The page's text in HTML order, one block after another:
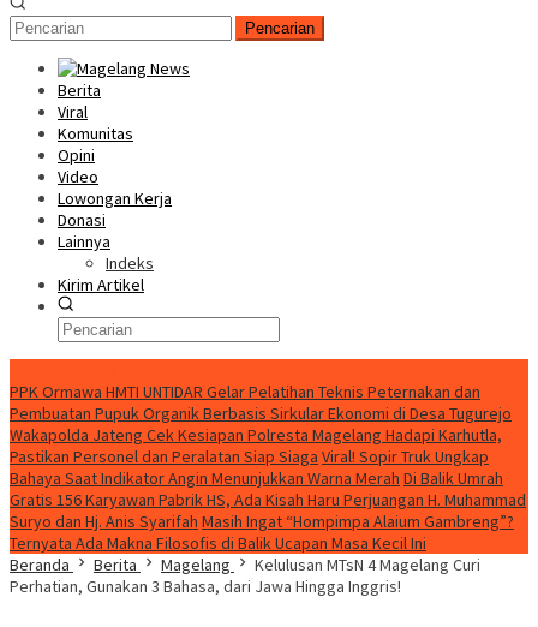
Pencarian
Berita
Viral
Komunitas
Opini
Video
Lowongan Kerja
Donasi
Lainnya
Indeks
Kirim Artikel
PPK Ormawa HMTI UNTIDAR Gelar Pelatihan Teknis Peternakan dan
Pembuatan Pupuk Organik Berbasis Sirkular Ekonomi di Desa Tugurejo
Wakapolda Jateng Cek Kesiapan Polresta Magelang Hadapi Karhutla,
Pastikan Personel dan Peralatan Siap Siaga Viral! Sopir Truk Ungkap
Bahaya Saat Indikator Angin Menunjukkan Warna Merah Di Balik Umrah
Gratis 156 Karyawan Pabrik HS, Ada Kisah Haru Perjuangan H. Muhammad
Suryo dan Hj. Anis Syarifah Masih Ingat “Hompimpa Alaium Gambreng”?
Ternyata Ada Makna Filosofis di Balik Ucapan Masa Kecil Ini
Beranda
Berita Magelang
Kelulusan MTsN 4 Magelang Curi
Perhatian, Gunakan 3 Bahasa, dari Jawa Hingga Inggris!